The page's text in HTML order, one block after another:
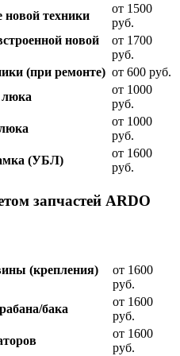
новой техники
от 1500
руб.
новой
от 1700
руб.
(при ремонте) от 600 руб.
люка
от 1000
руб.
от 1000
руб.
(УБЛ)
от 1600
руб.
запчастей ARDO
(крепления)
от 1600
руб.
бака
от 1600
руб.
от 1600
руб.